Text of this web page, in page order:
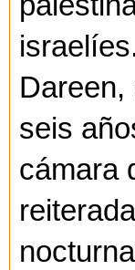
Dareen,
seis
cámara